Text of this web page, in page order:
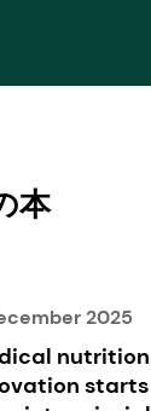
本
2025